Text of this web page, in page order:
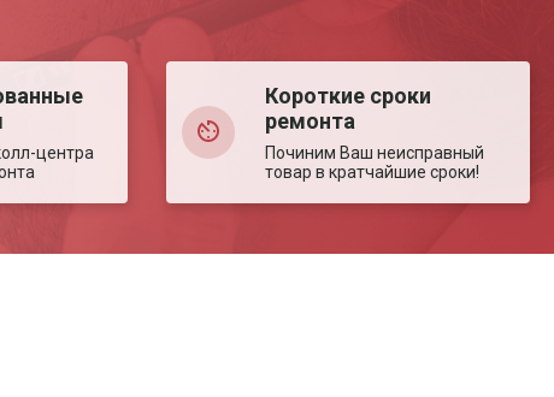
центра
Короткие сроки
ремонта
Починим Ваш неисправный
товар в кратчайшие сроки!